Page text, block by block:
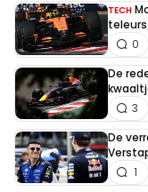
TECH
0
De
3
De
1